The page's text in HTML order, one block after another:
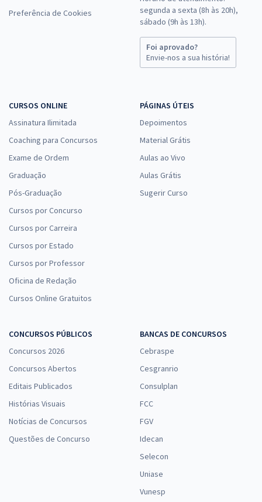
Preferência de Cookies
segunda a sexta (8h às 20h),
sábado (9h às 13h).
Foi aprovado?
Envie-nos a sua história!
CURSOS ONLINE
Assinatura Ilimitada
Coaching para Concursos
Exame de Ordem
Graduação
Pós-Graduação
Cursos por Concurso
Cursos por Carreira
Cursos por Estado
Cursos por Professor
Oficina de Redação
Cursos Online Gratuitos
PÁGINAS ÚTEIS
Depoimentos
Material Grátis
Aulas ao Vivo
Aulas Grátis
Sugerir Curso
CONCURSOS PÚBLICOS
Concursos 2026
Concursos Abertos
Editais Publicados
Histórias Visuais
Notícias de Concursos
Questões de Concurso
BANCAS DE CONCURSOS
Cebraspe
Cesgranrio
Consulplan
FCC
FGV
Idecan
Selecon
Uniase
Vunesp